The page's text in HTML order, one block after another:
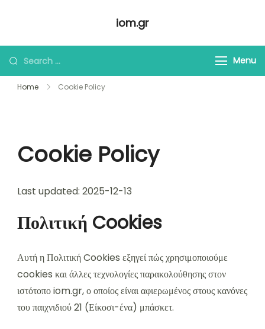
iom.gr
Looking
for
Something?
Menu
Home Cookie Policy
Cookie Policy
Last updated: 2025-12-13
Πολιτική Cookies
Αυτή η Πολιτική Cookies εξηγεί πώς χρησιμοποιούμε
cookies και άλλες τεχνολογίες παρακολούθησης στον
ιστότοπο iom.gr, ο οποίος είναι αφιερωμένος στους κανόνες
του παιχνιδιού 21 (Είκοσι-ένα) μπάσκετ.